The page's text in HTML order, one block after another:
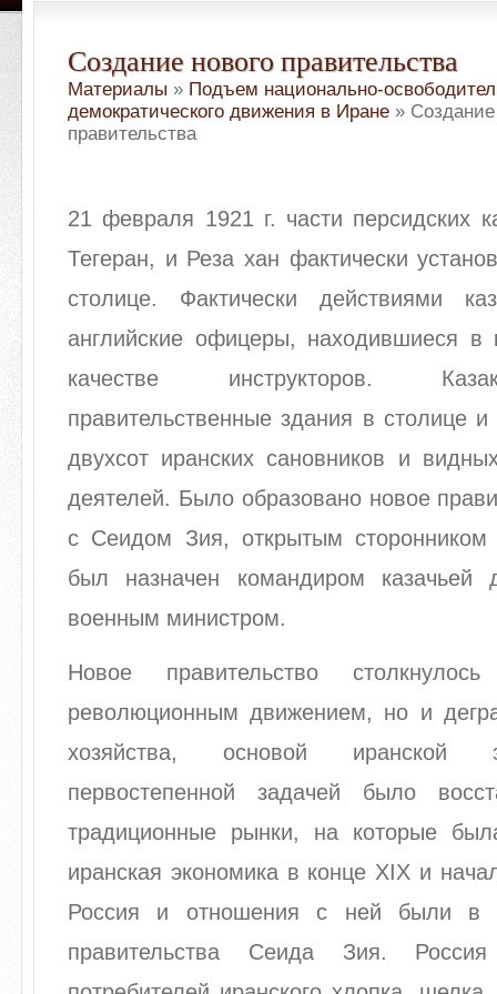
Создание нового правительства
Материалы » Подъем национально-
демократического движения в Иране » Создание
правительства
21 февраля 1921 г. части персидских
Тегеран, и Реза хан фактически
столице. Фактически действиями
английские офицеры, находившиеся в
качестве инструкторов.
правительственные здания в столице
двухсот иранских сановников и
деятелей. Было образовано новое
с Сеидом Зия, открытым сторонником
был назначен командиром казачьей
военным министром.
Новое правительство
революционным движением, но и
хозяйства, основой иранской
первостепенной задачей было
традиционные рынки, на которые
иранская экономика в конце XIХ и
Россия и отношения с ней были в
правительства Сеида Зия.